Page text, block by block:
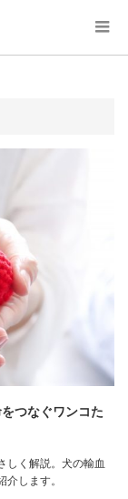
つなぐワンコた
しく解説。犬の輸血
します。